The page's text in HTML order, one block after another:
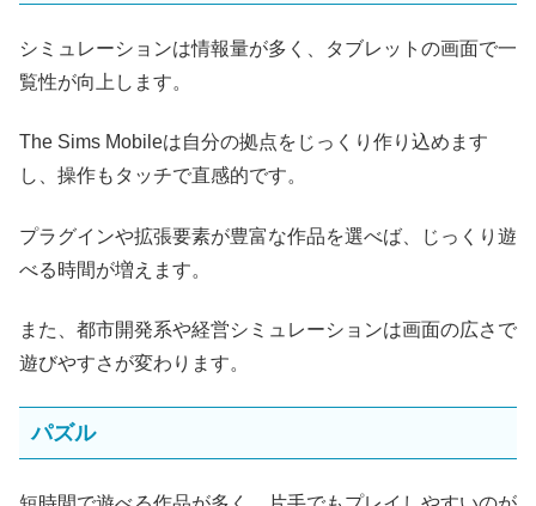
シミュレーションは情報量が多く、タブレットの画面で一
覧性が向上します。
The Sims Mobileは自分の拠点をじっくり作り込めます
し、操作もタッチで直感的です。
プラグインや拡張要素が豊富な作品を選べば、じっくり遊
べる時間が増えます。
また、都市開発系や経営シミュレーションは画面の広さで
遊びやすさが変わります。
パズル